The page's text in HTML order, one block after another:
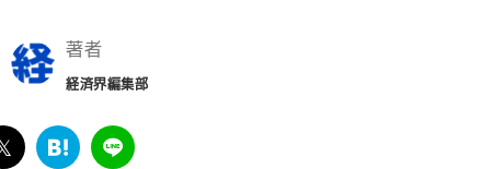
著者
経済界編集部
twitter
は
LINE